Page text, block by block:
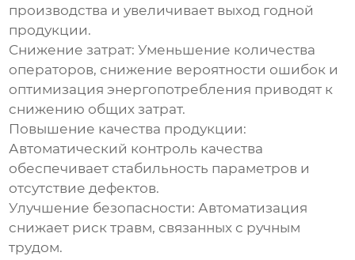
производства и увеличивает выход годной
продукции.
Снижение затрат: Уменьшение количества
операторов, снижение вероятности ошибок и
оптимизация энергопотребления приводят к
снижению общих затрат.
Повышение качества продукции:
Автоматический контроль качества
обеспечивает стабильность параметров и
отсутствие дефектов.
Улучшение безопасности: Автоматизация
снижает риск травм, связанных с ручным
трудом.